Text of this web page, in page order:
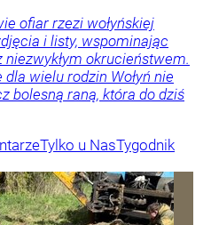
ofiar rzezi wołyńskiej
i listy, wspominając
okrucieństwem.
wielu rodzin Wołyń nie
bolesną raną, która do dziś
Tylko u NasTygodnik